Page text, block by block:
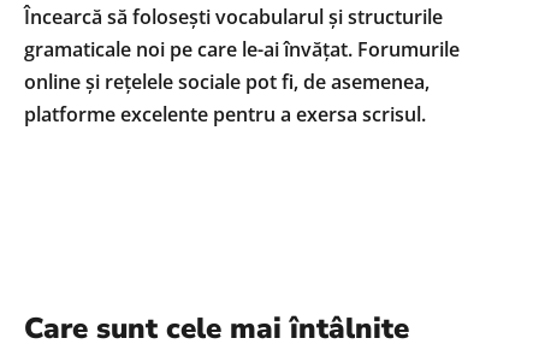
Încearcă să folosești vocabularul și structurile
gramaticale noi pe care le-ai învățat. Forumurile
online și rețelele sociale pot fi, de asemenea,
platforme excelente pentru a exersa scrisul.
Care sunt cele mai întâlnite